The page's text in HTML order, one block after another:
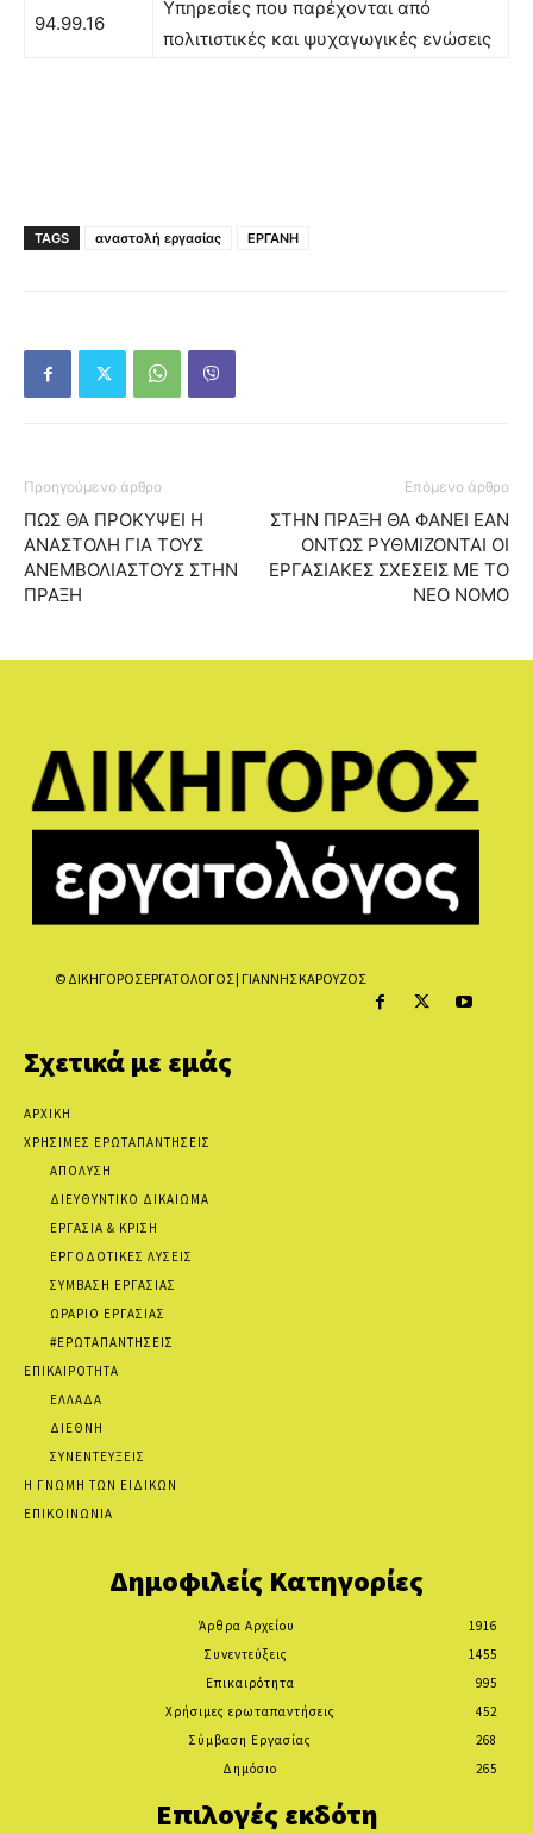
94.99.16
Υπηρεσίες που παρέχονται από
πολιτιστικές και ψυχαγωγικές ενώσεις
TAGS αναστολή εργασίας ΕΡΓΑΝΗ
Προηγούμενο άρθρο
ΠΩΣ ΘΑ ΠΡΟΚΥΨΕΙ Η
ΑΝΑΣΤΟΛΗ ΓΙΑ ΤΟΥΣ
ΑΝΕΜΒΟΛΙΑΣΤΟΥΣ ΣΤΗΝ
ΠΡΑΞΗ
Επόμενο άρθρο
ΣΤΗΝ ΠΡΑΞΗ ΘΑ ΦΑΝΕΙ ΕΑΝ
ΟΝΤΩΣ ΡΥΘΜΙΖΟΝΤΑΙ ΟΙ
ΕΡΓΑΣΙΑΚΕΣ ΣΧΕΣΕΙΣ ΜΕ ΤΟ
ΝΕΟ ΝΟΜΟ
© ΔΙΚΗΓΟΡΟΣ ΕΡΓΑΤΟΛΟΓΟΣ | ΓΙΑΝΝΗΣ ΚΑΡΟΥΖΟΣ
Σχετικά με εμάς
ΑΡΧΙΚΗ
ΧΡΗΣΙΜΕΣ ΕΡΩΤΑΠΑΝΤΗΣΕΙΣ
ΑΠΟΛΥΣΗ
ΔΙΕΥΘΥΝΤΙΚΟ ΔΙΚΑΙΩΜΑ
ΕΡΓΑΣΙΑ & ΚΡΙΣΗ
ΕΡΓΟΔΟΤΙΚΕΣ ΛΥΣΕΙΣ
ΣΥΜΒΑΣΗ ΕΡΓΑΣΙΑΣ
ΩΡΑΡΙΟ ΕΡΓΑΣΙΑΣ
#ΕΡΩΤΑΠΑΝΤΗΣΕΙΣ
ΕΠΙΚΑΙΡΟΤΗΤΑ
ΕΛΛΑΔΑ
ΔΙΕΘΝΗ
ΣΥΝΕΝΤΕΥΞΕΙΣ
Η ΓΝΩΜΗ ΤΩΝ ΕΙΔΙΚΩΝ
ΕΠΙΚΟΙΝΩΝΙΑ
Δημοφιλείς Κατηγορίες
Άρθρα Αρχείου
1916
Συνεντεύξεις
1455
Επικαιρότητα
995
Χρήσιμες ερωταπαντήσεις
452
Σύμβαση Εργασίας
268
Δημόσιο
265
Επιλογές εκδότη